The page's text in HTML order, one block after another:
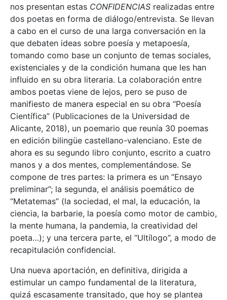
nos presentan estas CONFIDENCIAS realizadas entre
dos poetas en forma de diálogo/entrevista. Se llevan
a cabo en el curso de una larga conversación en la
que debaten ideas sobre poesía y metapoesía,
tomando como base un conjunto de temas sociales,
existenciales y de la condición humana que les han
influido en su obra literaria. La colaboración entre
ambos poetas viene de lejos, pero se puso de
manifiesto de manera especial en su obra “Poesía
Científica” (Publicaciones de la Universidad de
Alicante, 2018), un poemario que reunía 30 poemas
en edición bilingüe castellano-valenciano. Este de
ahora es su segundo libro conjunto, escrito a cuatro
manos y a dos mentes, complementándose. Se
compone de tres partes: la primera es un “Ensayo
preliminar”; la segunda, el análisis poemático de
“Metatemas” (la sociedad, el mal, la educación, la
ciencia, la barbarie, la poesía como motor de cambio,
la mente humana, la pandemia, la creatividad del
poeta…); y una tercera parte, el “Ultílogo”, a modo de
recapitulación confidencial.
Una nueva aportación, en definitiva, dirigida a
estimular un campo fundamental de la literatura,
quizá escasamente transitado, que hoy se plantea